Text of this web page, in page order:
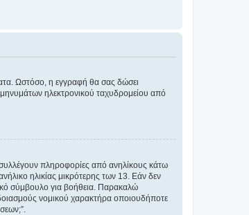
Ωστόσο, η εγγραφή θα σας δώσει
ηλεκτρονικού ταχυδρομείου από
πληροφορίες από ανηλίκους κάτω
ηλικίας μικρότερης των 13. Εάν δεν
σύμβουλο για βοήθεια. Παρακαλώ
νομικού χαρακτήρα οποιουδήποτε